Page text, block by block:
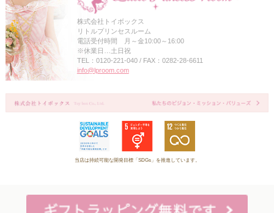
株式会社トイボックス
リトルプリンセスルーム
電話受付時間 月～金10:00～16:00
※休業日…土日祝
TEL：0120-221-040 / FAX：0282-28-6611
info@lproom.com
当店は持続可能な開発目標「SDGs」を推進しています。